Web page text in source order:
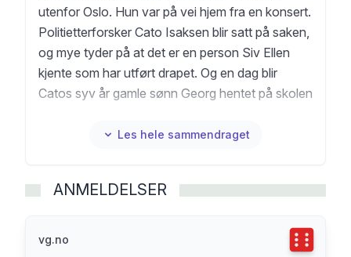
utenfor Oslo. Hun var på vei hjem fra en konsert.
Politietterforsker Cato Isaksen blir satt på saken,
og mye tyder på at det er en person Siv Ellen
kjente som har utført drapet. Og en dag blir
Catos syv år gamle sønn Georg hentet på skolen
rundt med ham før han leveres tilbake.
etterforskeren for hat, og på sin uhyggelige og
Men hvorfor ble Siv Ellen Blad drept? Og hva har
Les hele sammendraget
ANMELDELSER
vg.no